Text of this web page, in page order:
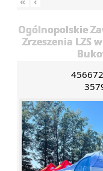
Ogólnopolskie
Zrzeszenia LZS